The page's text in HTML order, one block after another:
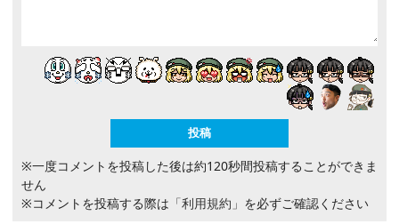
※一度コメントを投稿した後は約120秒間投稿することができま
せん
※コメントを投稿する際は 「利用規約」 を必ずご確認ください